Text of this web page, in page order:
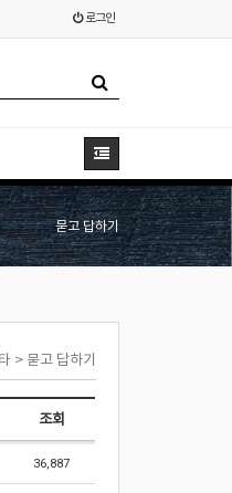
로그인
묻고 답하기
> 묻고 답하기
조회
36,887